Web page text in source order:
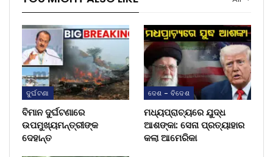
ଦୁର୍ଘଟଣା
ବିମାନ ଦୁର୍ଘଟଣାରେ
ଉପମୁଖ୍ୟମନ୍ତ୍ରୀଙ୍କ
ଦେହାନ୍ତ
ଦେଶ - ବିଦେଶ
ମଧ୍ୟପ୍ରାଚ୍ୟରେ ଯୁଦ୍ଧ
ଆଶଙ୍କା: ସେନା ପ୍ରତ୍ୟାହାର
କଲା ଆମେରିକା